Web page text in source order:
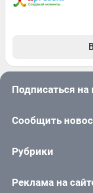
Подписаться на
Сообщить
Рубрики
Реклама на